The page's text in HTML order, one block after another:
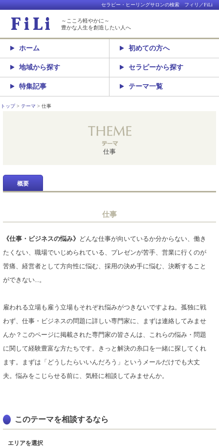
セラピー・ヒーリングサロンの検索 フィリ／FiLi
～こころ軽やかに～
豊かな人生を創造したい人へ
ホーム 初めての方へ
地域から探す セラピーから探す
特集記事 テーマ一覧
トップ テーマ 仕事
仕事
概要
仕事
《仕事・ビジネスの悩み》 どんな仕事が向いているか分からない、働き
たくない、職場でいじめられている、プレゼンが苦手、営業に行くのが
苦痛、経営者として方向性に悩む、採用の決め手に悩む、決断すること
ができない...。
雇われる立場も雇う立場もそれぞれ悩みがつきないですよね。孤独に戦
わず、仕事・ビジネスの問題に詳しい専門家に、まずは連絡してみませ
んか？このページに掲載された専門家の皆さんは、これらの悩み・問題
に関して経験豊富な方たちです。きっと解決の糸口を一緒に探してくれ
ます。まずは「どうしたらいいんだろう」というメールだけでも大丈
夫。悩みをこじらせる前に、気軽に相談してみませんか。
このテーマを相談するなら
エリアを選択